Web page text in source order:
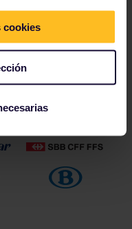
cookies
incluyen